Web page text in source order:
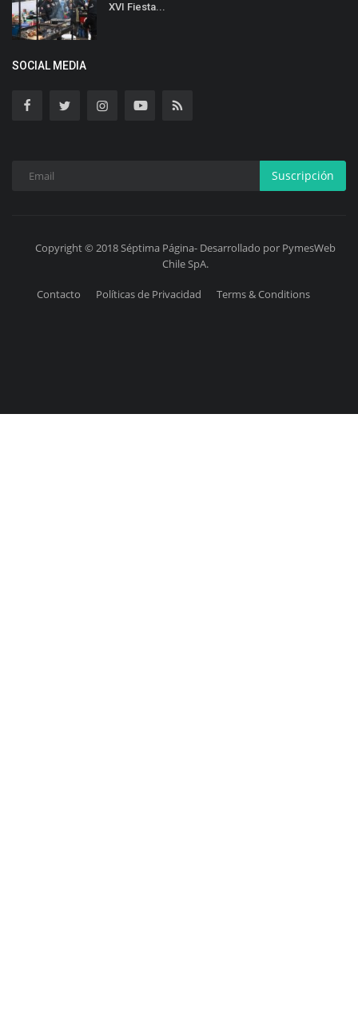
XVI Fiesta...
SOCIAL MEDIA
Suscripción
Copyright © 2018 Séptima Página- Desarrollado por PymesWeb
Chile SpA.
Contacto Políticas de Privacidad Terms & Conditions